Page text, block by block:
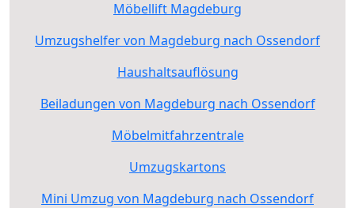
Möbellift Magdeburg
Umzugshelfer von Magdeburg nach Ossendorf
Haushaltsauflösung
Beiladungen von Magdeburg nach Ossendorf
Möbelmitfahrzentrale
Umzugskartons
Mini Umzug von Magdeburg nach Ossendorf